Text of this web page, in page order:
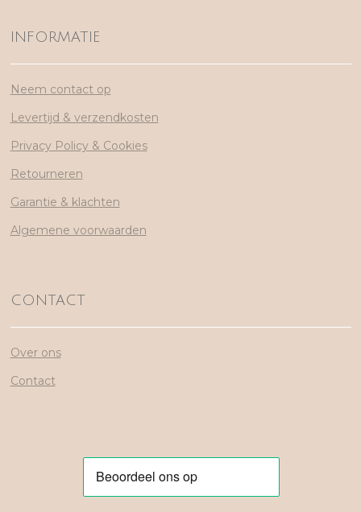
INFORMATIE
Neem contact op
Levertijd & verzendkosten
Privacy Policy & Cookies
Retourneren
Garantie & klachten
Algemene voorwaarden
CONTACT
Over ons
Contact